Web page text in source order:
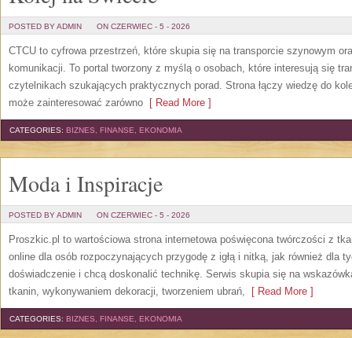
POSTED BY ADMIN ON CZERWIEC - 5 - 2026
CTCU to cyfrowa przestrzeń, które skupia się na transporcie szynowym
komunikacji. To portal tworzony z myślą o osobach, które interesują się
czytelnikach szukających praktycznych porad. Strona łączy wiedzę do
może zainteresować zarówno [ Read More ]
CATEGORIES: BIZNES, FINANSE, EKONOMIA
Moda i Inspiracje
POSTED BY ADMIN ON CZERWIEC - 5 - 2026
Proszkic.pl to wartościowa strona internetowa poświęcona twórczości z
online dla osób rozpoczynających przygodę z igłą i nitką, jak również dla
doświadczenie i chcą doskonalić technikę. Serwis skupia się na
tkanin, wykonywaniem dekoracji, tworzeniem ubrań, [ Read More ]
CATEGORIES: BIZNES, FINANSE, EKONOMIA